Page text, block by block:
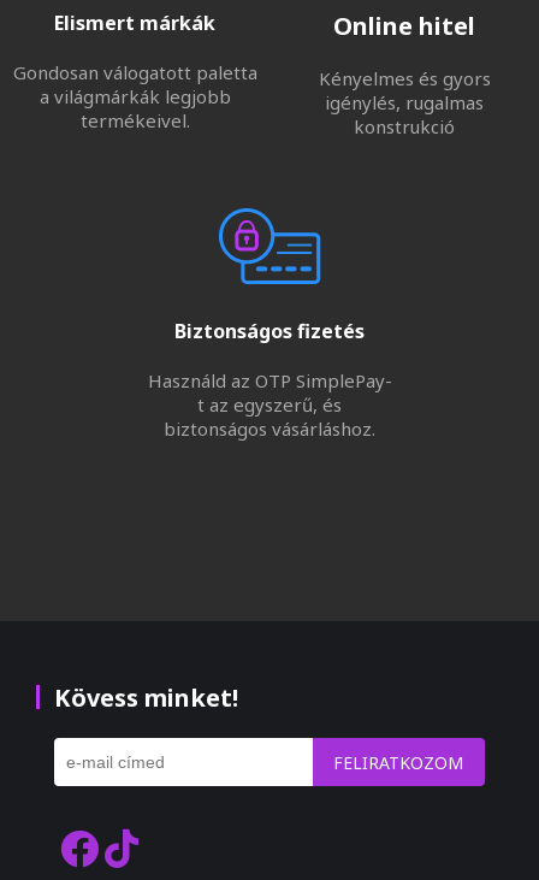
Elismert márkák
Gondosan válogatott paletta
a világmárkák legjobb
termékeivel.
Online hitel
Kényelmes és gyors
igénylés, rugalmas
konstrukció
Biztonságos fizetés
Használd az OTP SimplePay-
t az egyszerű, és
biztonságos vásárláshoz.
Kövess minket!
FELIRATKOZOM